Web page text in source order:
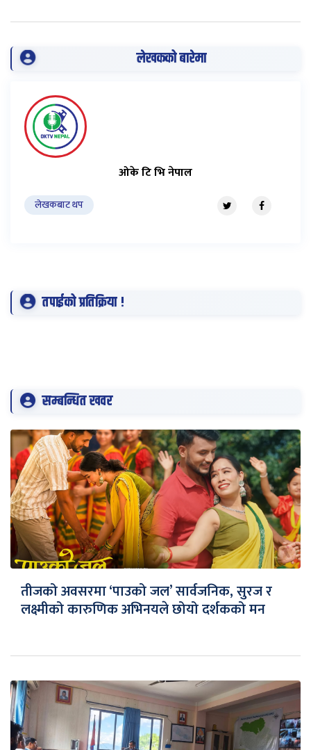
लेखकको बारेमा
ओके टि भि नेपाल
लेखकबाट थप
तपाईको प्रतिक्रिया !
सम्बन्धित खवर
तीजको अवसरमा ‘पाउको जल’ सार्वजनिक, सुरज र
लक्ष्मीको कारुणिक अभिनयले छोयो दर्शकको मन